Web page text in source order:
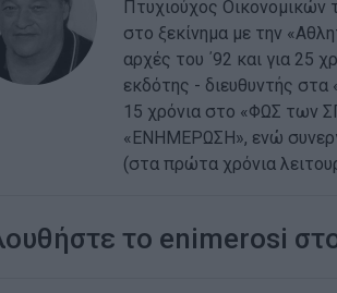
Πτυχιούχος Οικονομικών
στο ξεκίνημα με την
αρχές του ΄92 και για 25
εκδότης - διευθυντής στα
15 χρόνια στο «ΦΩΣ των
«ΕΝΗΜΕΡΩΣΗ», ενώ
(στα πρώτα χρόνια
το enimerosi